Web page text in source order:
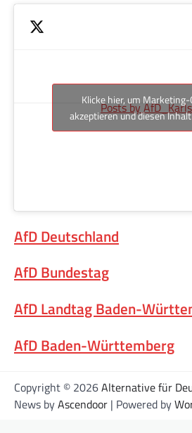
Posts by
Klicke hier, um Marketing-
akzeptieren und diesen
AfD Deutschland
AfD Bundestag
AfD Landtag Baden-
AfD Baden-Württemberg
Copyright © 2026Alternative für
News byAscendoor | Powered by